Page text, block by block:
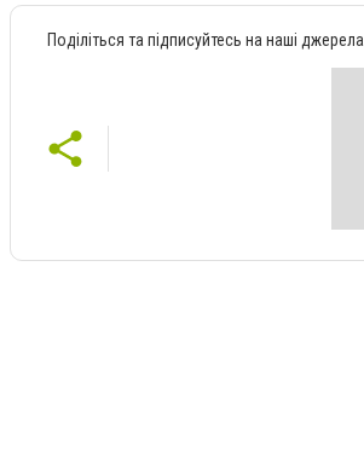
Поділіться та підписуйтесь на наші джерела